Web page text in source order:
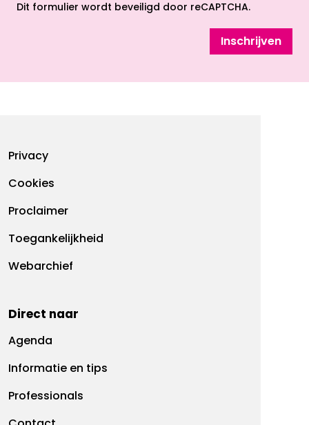
Dit formulier wordt beveiligd door reCAPTCHA.
Inschrijven
Footermenu
Privacy
Cookies
Proclaimer
Toegankelijkheid
Webarchief
Direct naar
Agenda
Informatie en tips
Professionals